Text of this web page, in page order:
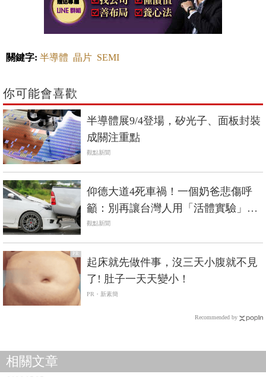
關鍵字: 半導體 晶片 SEMI
你可能會喜歡
半導體展9/4登場，矽光子、面板封裝
成關注重點
觀點新聞
仰德大道4死車禍！一個奶爸悲傷呼
籲：別再讓台灣人用「活體實驗」來
驗證車子安全
觀點新聞
PR
起床就先做件事，沒三天小腹就不見
了! 肚子一天天變小！
PR・新素簡
Recommended by
相關文章